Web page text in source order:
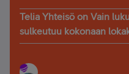
Telia Yhteisö on Vain
sulkeutuu kokonaan